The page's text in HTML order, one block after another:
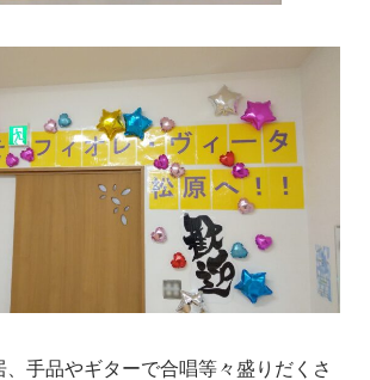
、手品やギターで合唱等々盛りだくさ